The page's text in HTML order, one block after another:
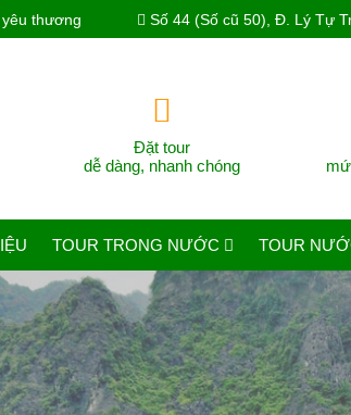
thương Số 44 (Số cũ 50), Đ. Lý Tự
Đặt tour
dễ dàng, nhanh chóng
TOUR TRONG NƯỚC TOUR